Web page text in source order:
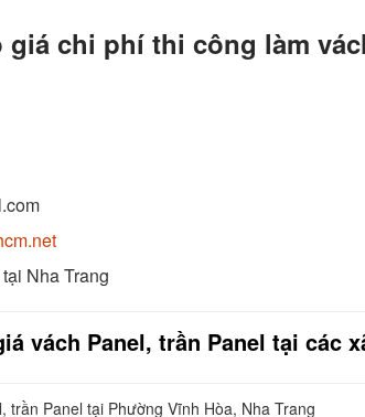
chi phí thi công làm
Nha Trang
vách Panel, trần Panel tại các
trần Panel tại Phường Vĩnh Hòa, Nha Trang